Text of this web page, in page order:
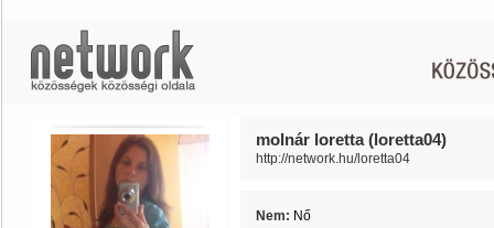
molnár loretta (loretta04)
http://network.hu/loretta04
Nem: Nő